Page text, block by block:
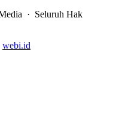
· Seluruh Hak
webi.id